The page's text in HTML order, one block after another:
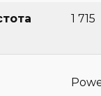
1 715